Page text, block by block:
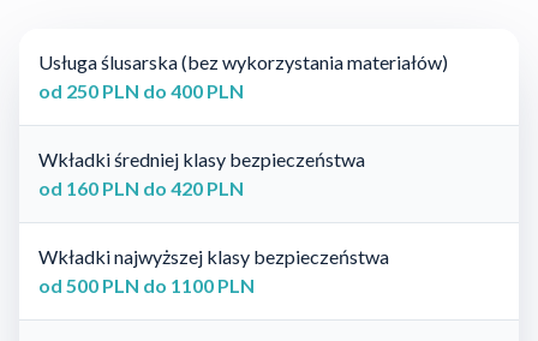
Usługa ślusarska (bez wykorzystania materiałów)
od 250 PLN do 400 PLN
Wkładki średniej klasy bezpieczeństwa
od 160 PLN do 420 PLN
Wkładki najwyższej klasy bezpieczeństwa
od 500 PLN do 1100 PLN